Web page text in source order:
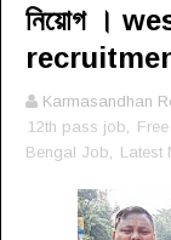
নিয়োগ ।
Karmasandhan
12th pass job
Bengal Job
Latest